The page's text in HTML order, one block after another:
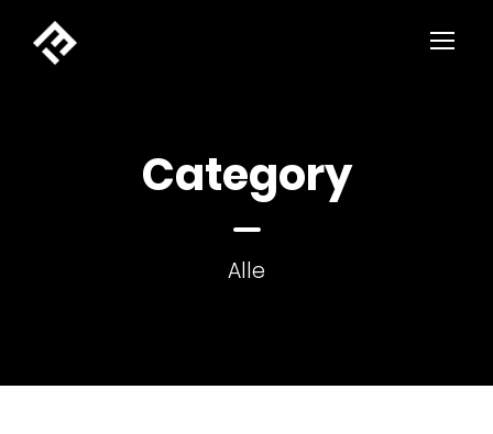
Category
Alle